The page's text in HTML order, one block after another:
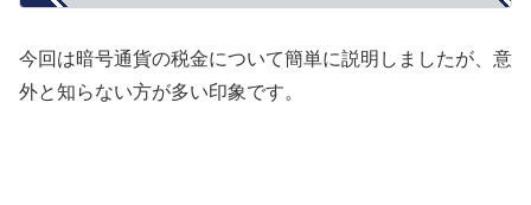
今回は暗号通貨の税金について簡単に説明しましたが、意
外と知らない方が多い印象です。